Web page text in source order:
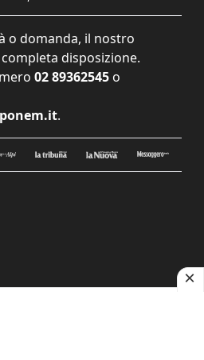
o domanda, il nostro
disposizione.
02 89362545 o
.